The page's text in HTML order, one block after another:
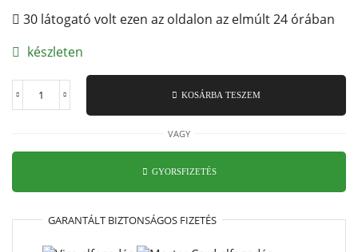
30 látogató volt ezen az oldalon az elmúlt 24 órában
készleten
Revolution-
mennyiség
KOSÁRBA TESZEM
VAGY
GYORSFIZETÉS
GARANTÁLT BIZTONSÁGOS FIZETÉS